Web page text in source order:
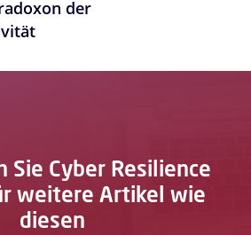
der
Sie Cyber Resilience
weitere Artikel wie
diesen